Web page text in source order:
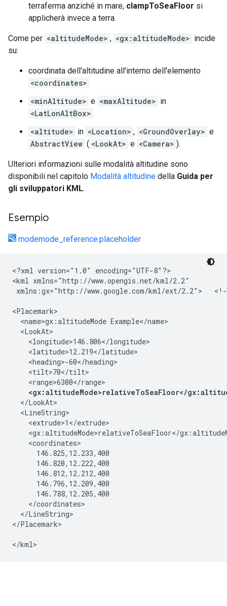
terraferma anziché in mare, clampToSeaFloor si
applicherà invece a terra.
Come per <altitudeMode> , <gx:altitudeMode> incide
su:
coordinata dell'altitudine all'interno dell'elemento
<coordinates>
<minAltitude> e <maxAltitude> in
<LatLonAltBox>
<altitude> in <Location> , <GroundOverlay> e
AbstractView ( <LookAt> e <Camera> ).
Ulteriori informazioni sulle modalità altitudine sono
disponibili nel capitolo Modalità altitudine della Guida per
gli sviluppatori KML.
Esempio
modemode_reference.placeholder
<?xml version="1.0" encoding="UTF-8"?>
<kml xmlns="http://www.opengis.net/kml/2.2"
xmlns:gx="http://www.google.com/kml/ext/2.2">
<Placemark>
  <name>gx:altitudeMode Example</name>
  <LookAt>
    <longitude>146.806</longitude>
    <latitude>12.219</latitude>
    <heading>-60</heading>
    <tilt>70</tilt>
    <range>6300</range>
<gx:altitudeMode>relativeToSeaFloor</
  </LookAt>
  <LineString>
    <extrude>1</extrude>
<gx:altitudeMode>relativeToSeaFloor</
    <coordinates>
      146.825,12.233,400
      146.820,12.222,400
      146.812,12.212,400
      146.796,12.209,400
      146.788,12.205,400
    </coordinates>
  </LineString>
</Placemark>